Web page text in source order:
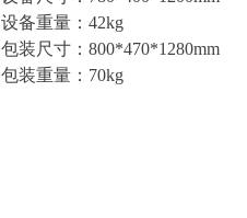
设备重量：42kg
包装尺寸：800*470*1280mm
包装重量：70kg